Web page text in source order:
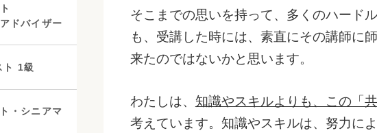
そこまでの思いを持って、多くのハード
も、受講した時には、素直にその講師に
来たのではないかと思います。
わたしは、 知識やスキルよりも、この「
考えています。知識やスキルは、努力に
ドバイザー
ト 1級
・シニアマ